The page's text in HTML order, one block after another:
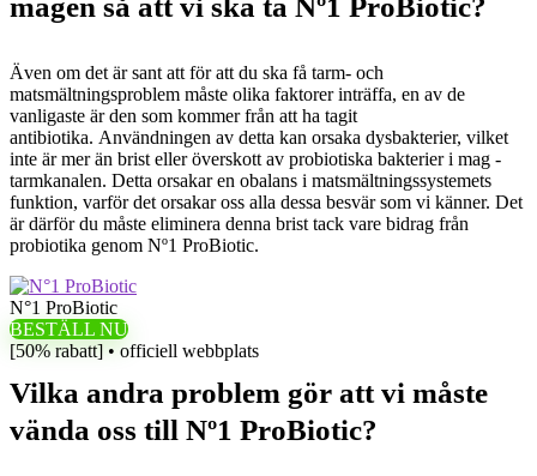
magen så att vi ska ta Nº1 ProBiotic?
Även om det är sant att för att du ska få tarm- och
matsmältningsproblem måste olika faktorer inträffa, en av de
vanligaste är den som kommer från att ha tagit
antibiotika. Användningen av detta kan orsaka dysbakterier, vilket
inte är mer än brist eller överskott av probiotiska bakterier i mag -
tarmkanalen. Detta orsakar en obalans i matsmältningssystemets
funktion, varför det orsakar oss alla dessa besvär som vi känner. Det
är därför du måste eliminera denna brist tack vare bidrag från
probiotika genom Nº1 ProBiotic.
N°1 ProBiotic
BESTÄLL NU
[50% rabatt] • officiell webbplats
Vilka andra problem gör att vi måste
vända oss till Nº1 ProBiotic?